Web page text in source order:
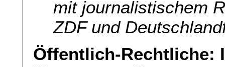
mit journalistischem
ZDF und
Öffentlich-Rechtliche: